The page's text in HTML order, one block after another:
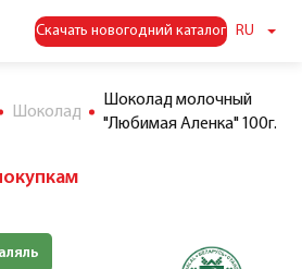
Скачать новогодний каталог RU
Шоколад
Шоколад молочный
"Любимая Аленка" 100г.